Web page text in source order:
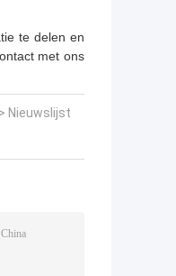
te delen en
met ons
Nieuwslijst